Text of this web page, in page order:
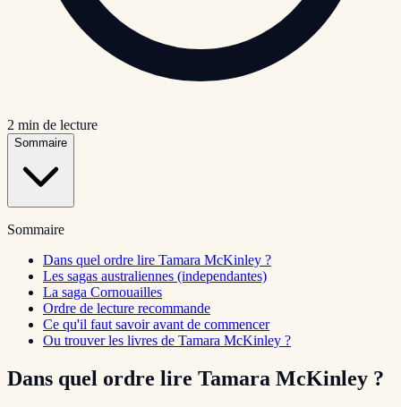
2 min de lecture
Sommaire
Sommaire
Dans quel ordre lire Tamara McKinley ?
Les sagas australiennes (independantes)
La saga Cornouailles
Ordre de lecture recommande
Ce qu'il faut savoir avant de commencer
Ou trouver les livres de Tamara McKinley ?
Dans quel ordre lire Tamara McKinley ?